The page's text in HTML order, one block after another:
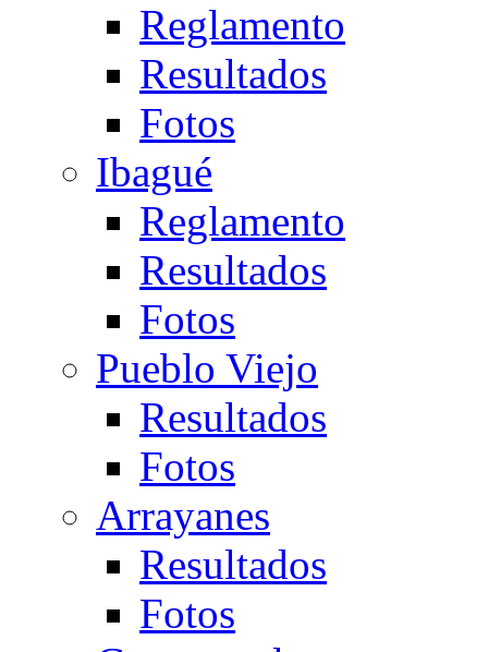
Reglamento
Resultados
Fotos
Ibagué
Reglamento
Resultados
Fotos
Pueblo Viejo
Resultados
Fotos
Arrayanes
Resultados
Fotos